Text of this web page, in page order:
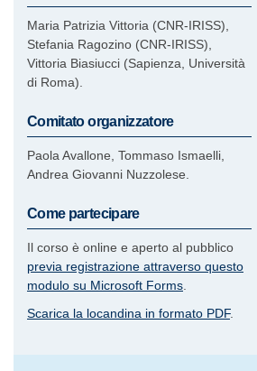
Maria Patrizia Vittoria (CNR-IRISS),
Stefania Ragozino (CNR-IRISS),
Vittoria Biasiucci (Sapienza, Università
di Roma).
Comitato organizzatore
Paola Avallone, Tommaso Ismaelli,
Andrea Giovanni Nuzzolese.
Come partecipare
Il corso è online e aperto al pubblico
previa registrazione attraverso questo
modulo su Microsoft Forms
Scarica la locandina in formato PDF.